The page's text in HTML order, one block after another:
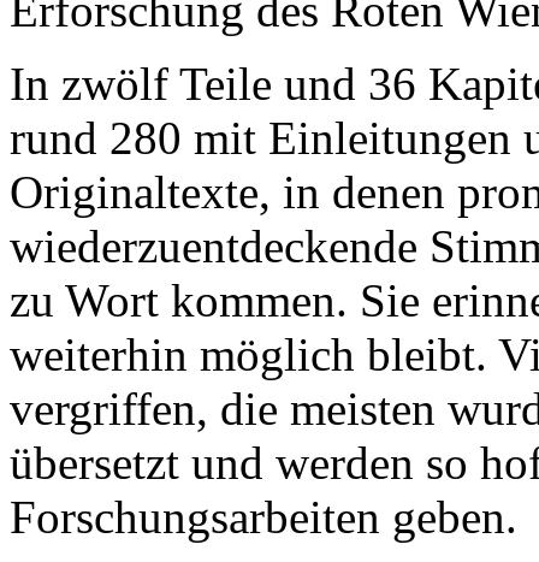
In zwölf Teile und 36
rund 280 mit Einleitungen
Originaltexte, in denen
wiederzuentdeckende
zu Wort kommen. Sie
weiterhin möglich bleibt.
vergriffen, die meisten
übersetzt und werden so
Forschungsarbeiten geben.